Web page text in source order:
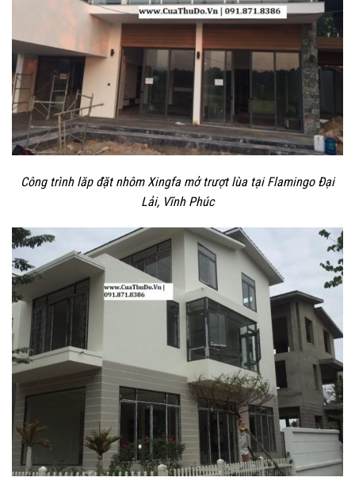
Công trình lăp đặt nhôm Xingfa mở trượt lùa tại Flamingo Đại
Lải, Vĩnh Phúc